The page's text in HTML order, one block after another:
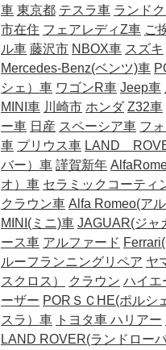
車 東京都 テスラ車 ランド
市在住 フェアレディZ車 ご
ル車 藤沢市 NBOX車 スズキ
Mercedes-Benz(ベンツ)車
シェ）車 ワゴンR車 Jeep車
MINI車 川崎市 ホンダ Z32車
ー車 日産 スペーシア車 フ
車 プリウス車 LAND
バー）車 謹賀新年
オ）車 セラミックコーティ
クラウン車 Alfa Romeo(ア
MINI(ミニ)車 JAGUAR(ジャ
ース車 アルファード
ルーフランニングリペア ヤ
スクロス）
クラウン ハイエ
ーザー PORＳＣHE(ポルシ
スラ）車 トヨタ車 ハリアー
LAND ROVER(ランドロー